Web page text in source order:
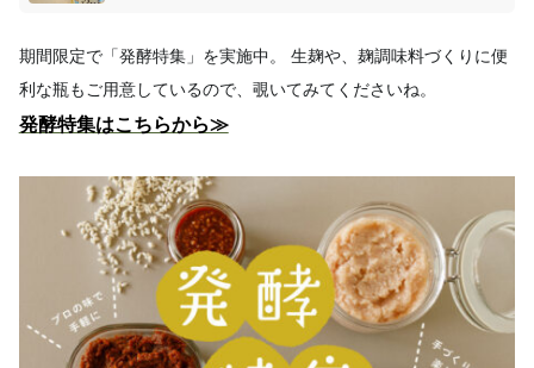
期間限定で「発酵特集」を実施中。 生麹や、麹調味料づくりに便
利な瓶もご用意しているので、覗いてみてくださいね。
発酵特集はこちらから≫